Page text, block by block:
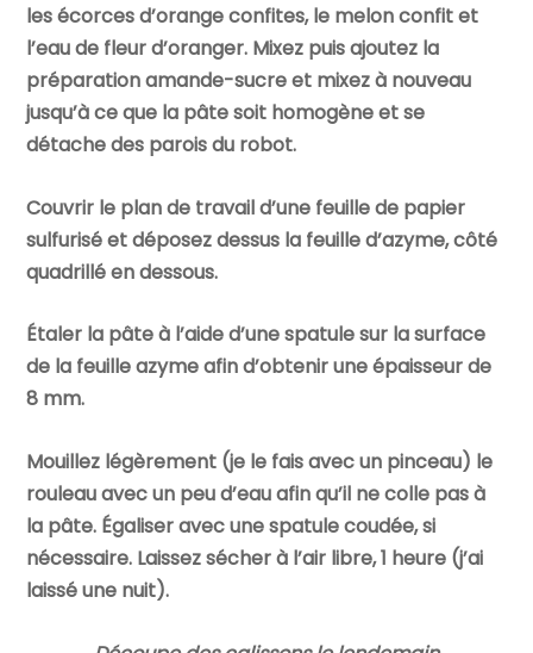
les écorces d’orange confites, le melon confitet
l’eau de fleur d’oranger. Mixez puis ajoutez la
préparation amande-sucre et mixez à nouveau
jusqu’à ce que la pâte soit homogène et se
détache des parois du robot.
Couvrir le plan de travail d’une feuille de papier
sulfurisé et déposez dessus la feuille d’azyme, côté
quadrillé en dessous.
Étaler la pâte à l’aide d’une spatule sur la surface
de la feuille azyme afin d’obtenir une épaisseur de
8 mm.
Mouillez légèrement (je le fais avec un pinceau) le
rouleau avec un peu d’eau afin qu’il ne colle pas à
la pâte. Égaliser avec une spatule coudée, si
nécessaire. Laissez sécher à l’air libre, 1 heure (j’ai
laissé une nuit).